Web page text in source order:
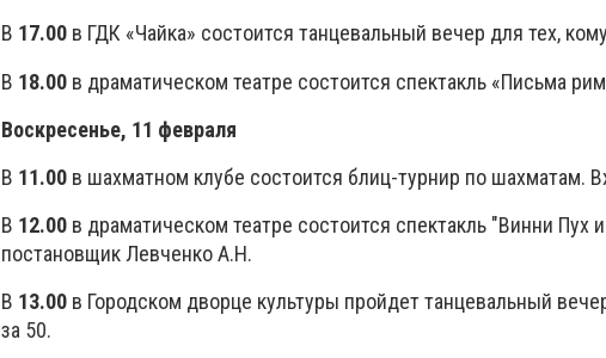
В 17.00 в ГДК «Чайка» состоится танцевальный вечер для тех,
В 18.00 в драматическом театре состоится спектакль «Письма
Воскресенье, 11 февраля
В 11.00 в шахматном клубе состоится блиц-турнир по шахматам.
В 12.00 в драматическом театре состоится спектакль "Винни
постановщик Левченко А.Н.
В 13.00 в Городском дворце культуры пройдет танцевальный
за 50.